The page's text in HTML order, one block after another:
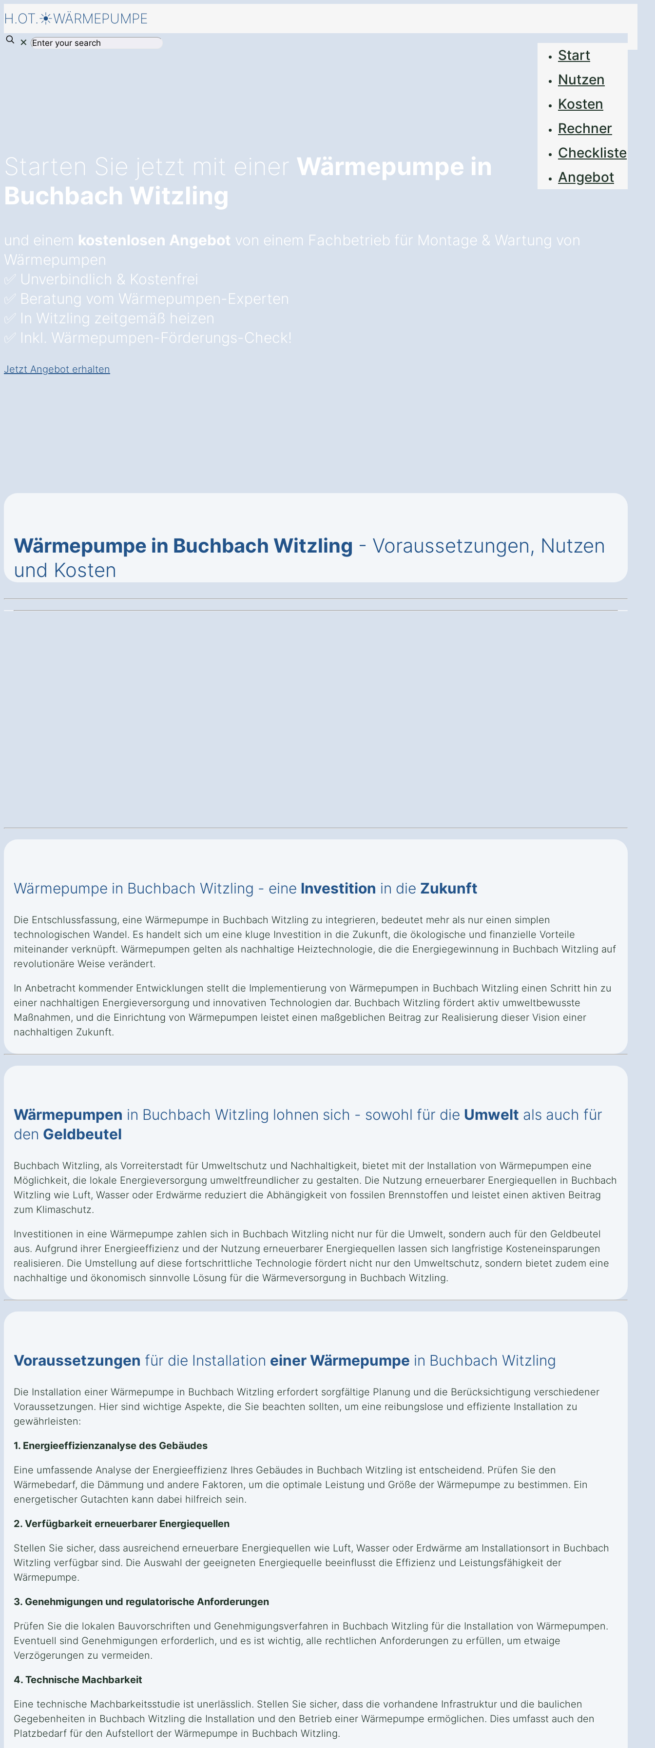
H.OT.☀️WÄRMEPUMPE
Start
Nutzen
Kosten
Rechner
Checkliste
Angebot
✕
Starten Sie jetzt mit einer Wärmepumpe in
Buchbach Witzling
und einem kostenlosen Angebot von einem Fachbetrieb für Montage & Wartung von
Wärmepumpen
✅ Unverbindlich & Kostenfrei
✅ Beratung vom Wärmepumpen-Experten
✅ In Witzling zeitgemäß heizen
✅ Inkl. Wärmepumpen-Förderungs-Check!
Jetzt Angebot erhalten
Wärmepumpe in Buchbach Witzling - Voraussetzungen, Nutzen
und Kosten
Wärmepumpe in Buchbach Witzling - eine Investition in die Zukunft
Die Entschlussfassung, eine Wärmepumpe in Buchbach Witzling zu integrieren, bedeutet mehr als nur einen simplen
technologischen Wandel. Es handelt sich um eine kluge Investition in die Zukunft, die ökologische und finanzielle Vorteile
miteinander verknüpft. Wärmepumpen gelten als nachhaltige Heiztechnologie, die die Energiegewinnung in Buchbach Witzling auf
revolutionäre Weise verändert.
In Anbetracht kommender Entwicklungen stellt die Implementierung von Wärmepumpen in Buchbach Witzling einen Schritt hin zu
einer nachhaltigen Energieversorgung und innovativen Technologien dar. Buchbach Witzling fördert aktiv umweltbewusste
Maßnahmen, und die Einrichtung von Wärmepumpen leistet einen maßgeblichen Beitrag zur Realisierung dieser Vision einer
nachhaltigen Zukunft.
Wärmepumpen in Buchbach Witzling lohnen sich - sowohl für die Umwelt als auch für
den Geldbeutel
Buchbach Witzling, als Vorreiterstadt für Umweltschutz und Nachhaltigkeit, bietet mit der Installation von Wärmepumpen eine
Möglichkeit, die lokale Energieversorgung umweltfreundlicher zu gestalten. Die Nutzung erneuerbarer Energiequellen in Buchbach
Witzling wie Luft, Wasser oder Erdwärme reduziert die Abhängigkeit von fossilen Brennstoffen und leistet einen aktiven Beitrag
zum Klimaschutz.
Investitionen in eine Wärmepumpe zahlen sich in Buchbach Witzling nicht nur für die Umwelt, sondern auch für den Geldbeutel
aus. Aufgrund ihrer Energieeffizienz und der Nutzung erneuerbarer Energiequellen lassen sich langfristige Kosteneinsparungen
realisieren. Die Umstellung auf diese fortschrittliche Technologie fördert nicht nur den Umweltschutz, sondern bietet zudem eine
nachhaltige und ökonomisch sinnvolle Lösung für die Wärmeversorgung in Buchbach Witzling.
Voraussetzungen für die Installation einer Wärmepumpe in Buchbach Witzling
Die Installation einer Wärmepumpe in Buchbach Witzling erfordert sorgfältige Planung und die Berücksichtigung verschiedener
Voraussetzungen. Hier sind wichtige Aspekte, die Sie beachten sollten, um eine reibungslose und effiziente Installation zu
gewährleisten:
1. Energieeffizienzanalyse des Gebäudes
Eine umfassende Analyse der Energieeffizienz Ihres Gebäudes in Buchbach Witzling ist entscheidend. Prüfen Sie den
Wärmebedarf, die Dämmung und andere Faktoren, um die optimale Leistung und Größe der Wärmepumpe zu bestimmen. Ein
energetischer Gutachten kann dabei hilfreich sein.
2. Verfügbarkeit erneuerbarer Energiequellen
Stellen Sie sicher, dass ausreichend erneuerbare Energiequellen wie Luft, Wasser oder Erdwärme am Installationsort in Buchbach
Witzling verfügbar sind. Die Auswahl der geeigneten Energiequelle beeinflusst die Effizienz und Leistungsfähigkeit der
Wärmepumpe.
3. Genehmigungen und regulatorische Anforderungen
Prüfen Sie die lokalen Bauvorschriften und Genehmigungsverfahren in Buchbach Witzling für die Installation von Wärmepumpen.
Eventuell sind Genehmigungen erforderlich, und es ist wichtig, alle rechtlichen Anforderungen zu erfüllen, um etwaige
Verzögerungen zu vermeiden.
4. Technische Machbarkeit
Eine technische Machbarkeitsstudie ist unerlässlich. Stellen Sie sicher, dass die vorhandene Infrastruktur und die baulichen
Gegebenheiten in Buchbach Witzling die Installation und den Betrieb einer Wärmepumpe ermöglichen. Dies umfasst auch den
Platzbedarf für den Aufstellort der Wärmepumpe in Buchbach Witzling.